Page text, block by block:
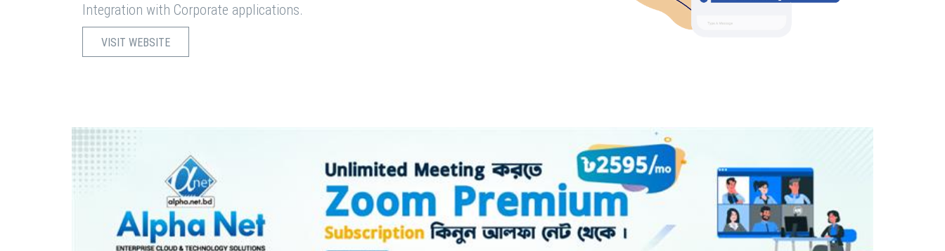
Integration with Corporate applications.
VISIT WEBSITE